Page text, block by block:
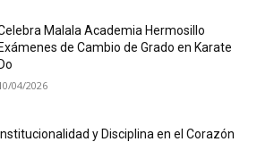
Malala Academia Hermosillo
Exámenes de Cambio de Grado en Karate
Do
04/2026
Institucionalidad y Disciplina en el Corazón